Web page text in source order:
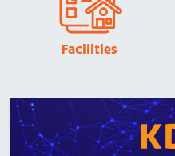
Facilities